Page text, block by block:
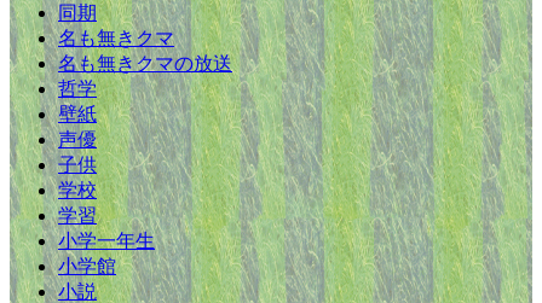
同期
名も無きクマ
名も無きクマの放送
哲学
壁紙
声優
子供
学校
学習
小学一年生
小学館
小説